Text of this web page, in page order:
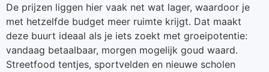
De prijzen liggen hier vaak net wat lager, waardoor je
met hetzelfde budget meer ruimte krijgt. Dat maakt
deze buurt ideaal als je iets zoekt met groeipotentie:
vandaag betaalbaar, morgen mogelijk goud waard.
Streetfood tentjes, sportvelden en nieuwe scholen